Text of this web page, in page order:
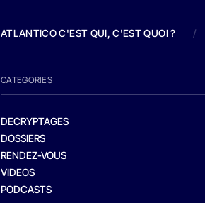
ATLANTICO C'EST QUI, C'EST QUOI ? /
CATEGORIES
DECRYPTAGES
DOSSIERS
RENDEZ-VOUS
VIDEOS
PODCASTS